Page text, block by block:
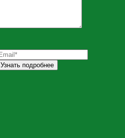
Узнать подробнее